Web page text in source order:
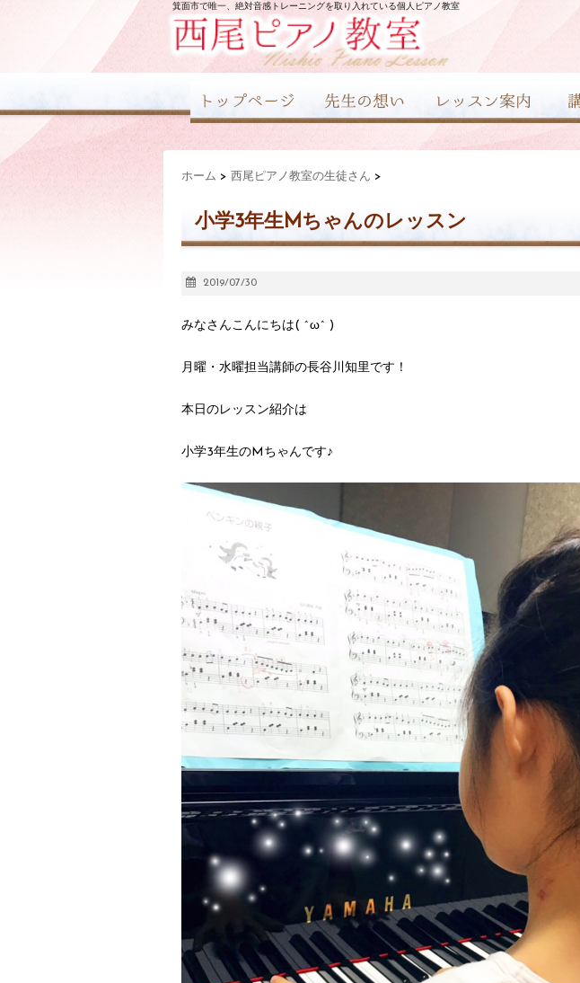
箕面市で唯一、絶対音感トレーニングを取り入れている個人ピアノ教室
ホーム > 西尾ピアノ教室の生徒さん >
小学3年生Mちゃんのレッスン
2019/07/30
みなさんこんにちは( ^ω^ )
月曜・水曜担当講師の長谷川知里です！
本日のレッスン紹介は
小学3年生のMちゃんです♪